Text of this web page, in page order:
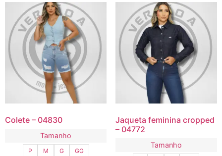
Colete – 04830
Tamanho
P M G GG
Jaqueta feminina cropped
– 04772
Tamanho